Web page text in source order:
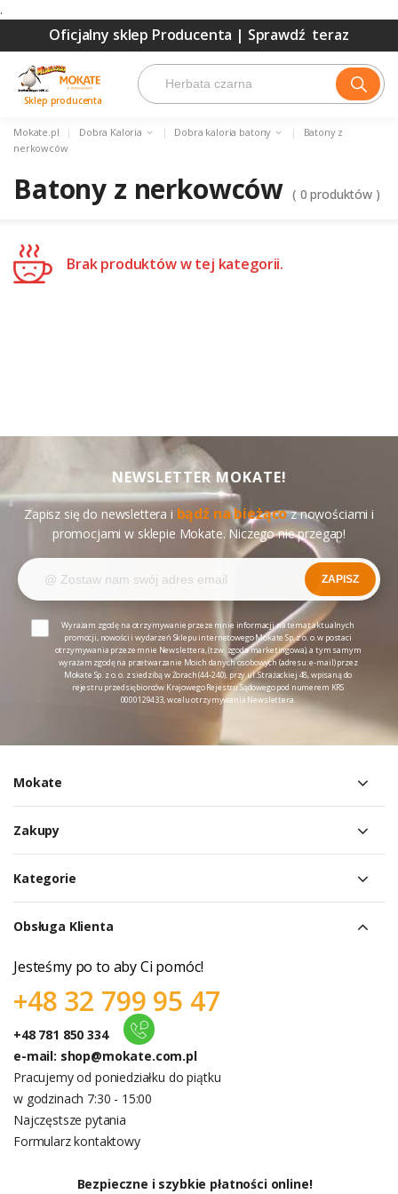
.
Oficjalny sklep Producenta | Sprawdź teraz
Sklep producenta
Mokate.pl | Dobra Kaloria | Dobra kaloria batony |
Batony z
nerkowców
Batony z nerkowców ( 0 produktów )
Brak produktów w tej kategorii.
NEWSLETTER MOKATE!
Zapisz się do newslettera i bądź na bieżącoz nowościami i
promocjami w sklepie Mokate. Niczego nie przegap!
ZAPISZ
Wyrażam zgodę na otrzymywanie przeze mnie informacji na temat aktualnych
promocji, nowości i wydarzeń Sklepu internetowego Mokate Sp. z o. o. w postaci
otrzymywania przeze mnie Newslettera, (tzw. zgoda marketingowa), a tym samym
wyrażam zgodę na przetwarzanie Moich danych osobowych (adresu: e-mail) przez
Mokate Sp. z o. o. z siedzibą w Żorach (44-240), przy ul. Strażackiej 48, wpisaną do
rejestru przedsiębiorców Krajowego Rejestru Sądowego pod numerem KRS
0000129433, w celu otrzymywania Newslettera.
Mokate
Zakupy
Kategorie
Obsługa Klienta
Jesteśmy po to aby Ci pomóc!
+48 32 799 95 47
+48 781 850 334
e-mail: shop@mokate.com.pl
Pracujemy od poniedziałku do piątku
w godzinach 7:30 - 15:00
Najczęstsze pytania
Formularz kontaktowy
Bezpieczne i szybkie płatności online!